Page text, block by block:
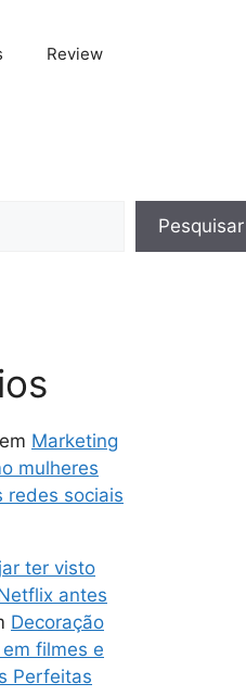
Review
Pesquisar
em Marketing
mulheres
redes sociais
ter visto
antes
Decoração
filmes e
Perfeitas